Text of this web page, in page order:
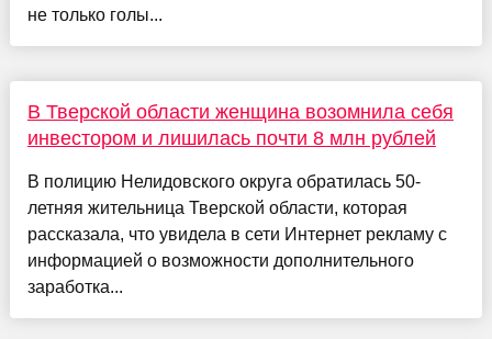
не только голы...
В Тверской области женщина возомнила себя
инвестором и лишилась почти 8 млн рублей
В полицию Нелидовского округа обратилась 50-
летняя жительница Тверской области, которая
рассказала, что увидела в сети Интернет рекламу с
информацией о возможности дополнительного
заработка...